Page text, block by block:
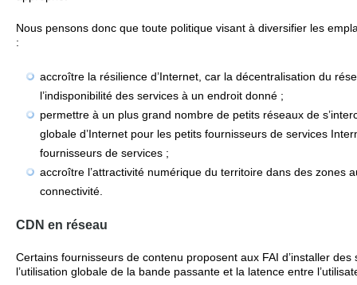
Nous pensons donc que toute politique visant à diversifier les
:
accroître la résilience d’Internet, car la décentralisation du
l’indisponibilité des services à un endroit donné ;
permettre à un plus grand nombre de petits réseaux de
globale d’Internet pour les petits fournisseurs de services
fournisseurs de services ;
accroître l’attractivité numérique du territoire dans des zones
connectivité.
CDN en réseau
Certains fournisseurs de contenu proposent aux FAI d’installer
l’utilisation globale de la bande passante et la latence entre